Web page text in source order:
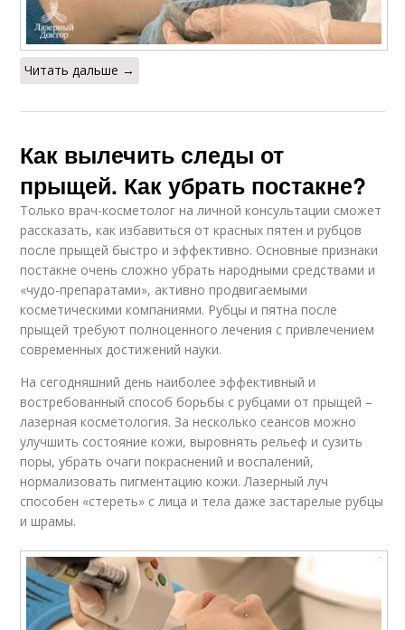
Читать дальше →
Как вылечить следы от
прыщей. Как убрать постакне?
Только врач-косметолог на личной консультации сможет
рассказать, как избавиться от красных пятен и рубцов
после прыщей быстро и эффективно. Основные признаки
постакне очень сложно убрать народными средствами и
«чудо-препаратами», активно продвигаемыми
косметическими компаниями. Рубцы и пятна после
прыщей требуют полноценного лечения с привлечением
современных достижений науки.
На сегодняшний день наиболее эффективный и
востребованный способ борьбы с рубцами от прыщей –
лазерная косметология. За несколько сеансов можно
улучшить состояние кожи, выровнять рельеф и сузить
поры, убрать очаги покраснений и воспалений,
нормализовать пигментацию кожи. Лазерный луч
способен «стереть» с лица и тела даже застарелые рубцы
и шрамы.